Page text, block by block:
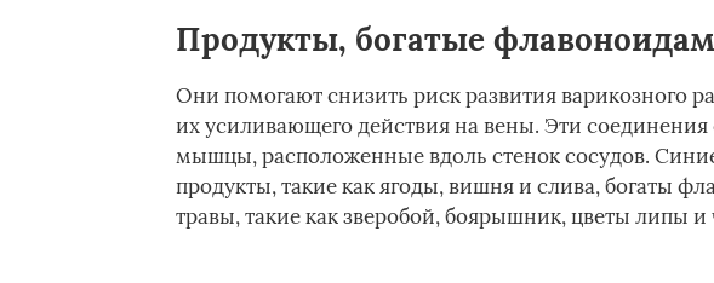
Продукты, богатые
Они помогают снизить риск развития варикозного
их усиливающего действия на вены. Эти
мышцы, расположенные вдоль стенок сосудов.
продукты, такие как ягоды, вишня и слива, богаты
травы, такие как зверобой, боярышник, цветы липы и